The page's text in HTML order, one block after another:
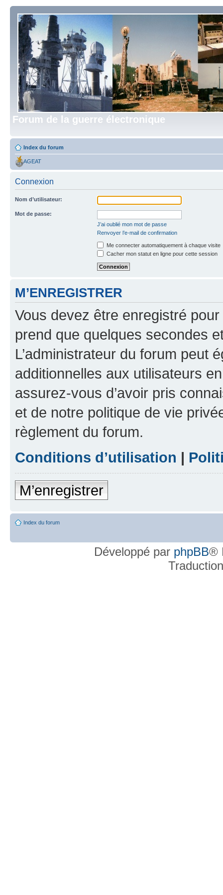
Forum de la guerre électronique
Index du forum
AGEAT
Connexion
Nom d’utilisateur:
Mot de passe:
J’ai oublié mon mot de passe
Renvoyer l’e-mail de confirmation
Me connecter automatiquement à chaque visite
Cacher mon statut en ligne pour cette session
M’ENREGISTRER
Vous devez être enregistré
prend que quelques secondes
L’administrateur du forum peut
additionnelles aux utilisateurs
assurez-vous d’avoir pris
et de notre politique de vie
règlement du forum.
Conditions d’utilisation |
M’enregistrer
Index du forum
Développé par phpBB®